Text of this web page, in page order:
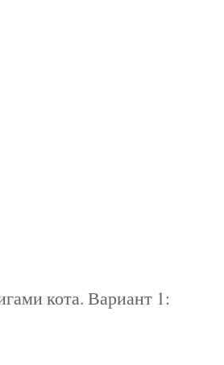
кота. Вариант 1: